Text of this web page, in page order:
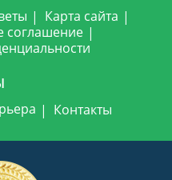
Карта сайта
соглашение
Контакты